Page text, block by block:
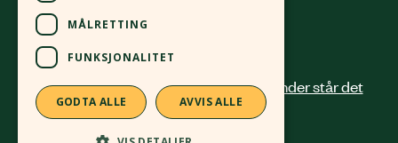
MÅLRETTING
FUNKSJONALITET
GODTA ALLE AVVIS ALLE